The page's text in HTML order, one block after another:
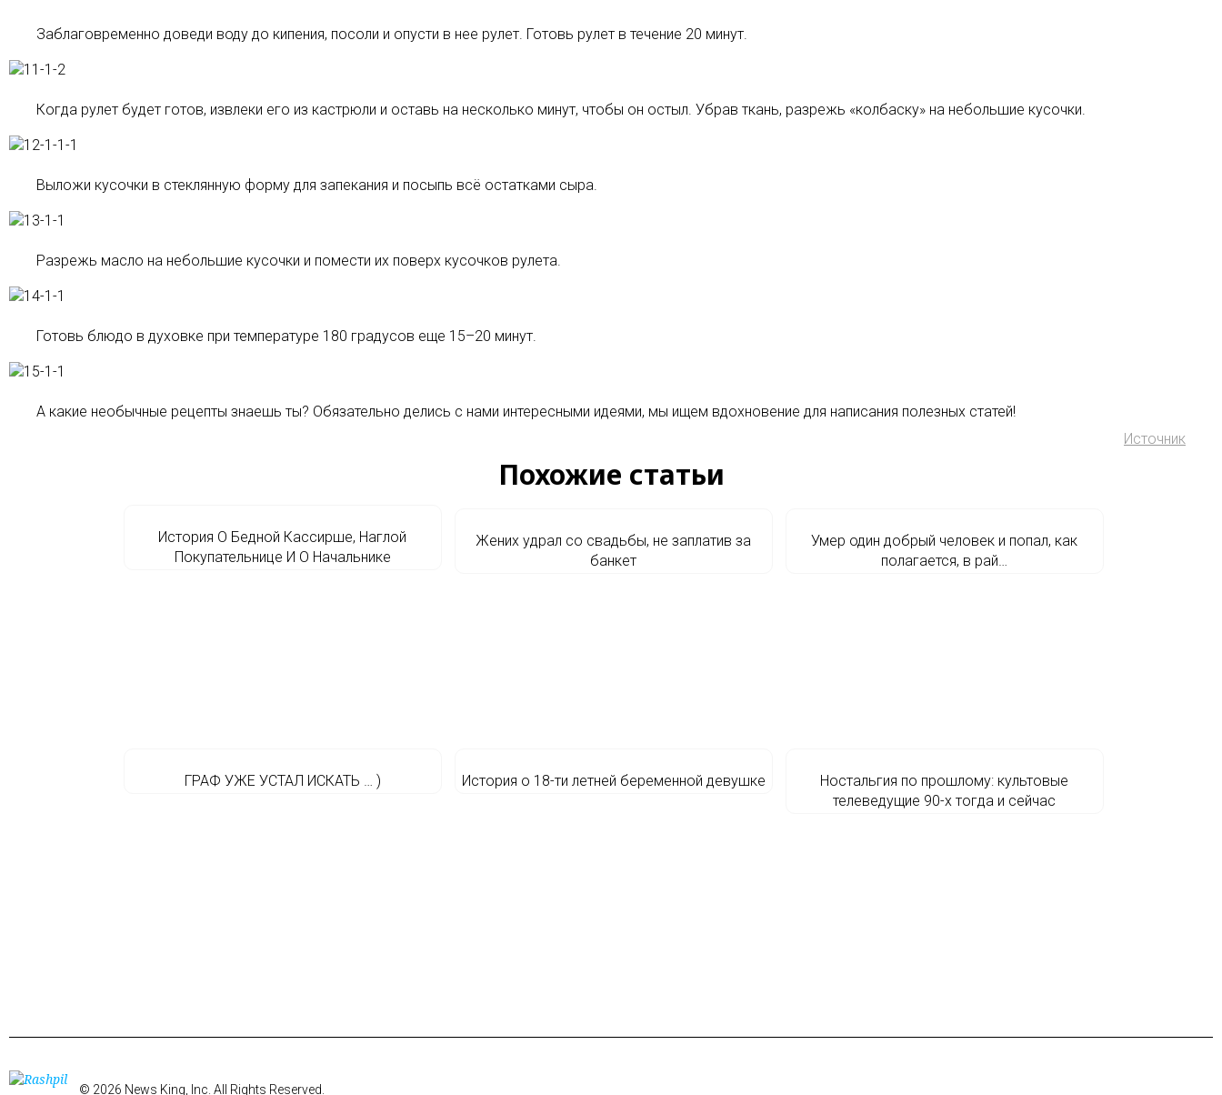
Заблаговременно доведи воду до кипения, посоли и опусти в нее рулет. Готовь рулет в течение 20 минут.
Когда рулет будет готов, извлеки его из кастрюли и оставь на несколько минут, чтобы он остыл. Убрав ткань, разрежь «колбаску» на небольшие кусочки.
Выложи кусочки в стеклянную форму для запекания и посыпь всё остатками сыра.
Разрежь масло на небольшие кусочки и помести их поверх кусочков рулета.
Готовь блюдо в духовке при температуре 180 градусов еще 15–20 минут.
А какие необычные рецепты знаешь ты? Обязательно делись с нами интересными идеями, мы ищем вдохновение для написания полезных статей!
Источник
Похожие статьи
История О Бедной Кассирше, Наглой
Покупательнице И О Начальнике
Жених удрал со свадьбы, не заплатив за
банкет
Умер один добрый человек и попал, как
полагается, в рай…
ГРАФ УЖЕ УСТАЛ ИСКАТЬ … ) История о 18-ти летней беременной девушке
Ностальгия по прошлому: культовые
телеведущие 90-х тогда и сейчас
© 2026 News King, Inc. All Rights Reserved.